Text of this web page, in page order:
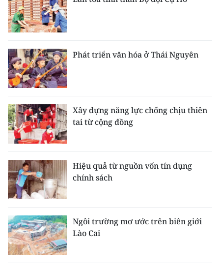
Phát triển văn hóa ở Thái Nguyên
Xây dựng năng lực chống chịu thiên
tai từ cộng đồng
Hiệu quả từ nguồn vốn tín dụng
chính sách
Ngôi trường mơ ước trên biên giới
Lào Cai